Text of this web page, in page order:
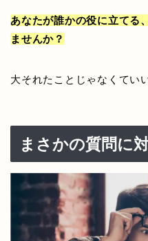
あなたが誰かの役に立てる
ませんか？
大それたことじゃなくてい
まさかの質問に